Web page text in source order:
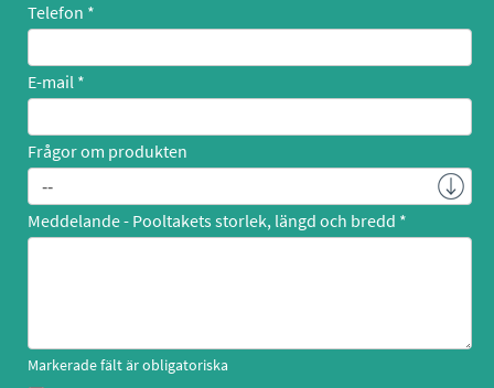
Telefon
E-mail
Frågor om produkten
Meddelande - Pooltakets storlek, längd och bredd
Markerade fält är obligatoriska